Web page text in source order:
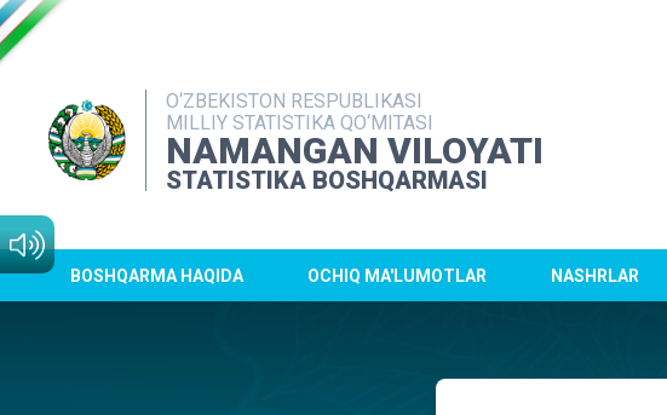
O‘ZBEKISTON RESPUBLIKASI
MILLIY STATISTIKA QO‘MITASI
NAMANGAN VILOYATI
STATISTIKA BOSHQARMASI
BOSHQARMA HAQIDA OCHIQ MA'LUMOTLAR NASHRLAR